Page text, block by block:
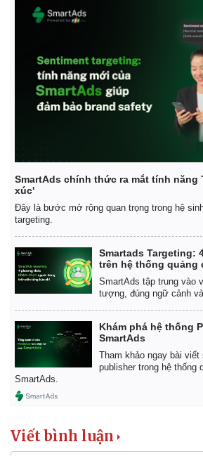
SmartAds chính thức ra mắt tính năng
xúc'
Đây là bước mở rộng quan trọng trong hệ
targeting.
Smartads Targeting:
trên hệ thống quảng
SmartAds tập trung vào
tượng, đúng ngữ cảnh
Khám phá hệ thống
SmartAds
Tham khảo ngay bài
publisher trong hệ thống
SmartAds.
Viết bình luận